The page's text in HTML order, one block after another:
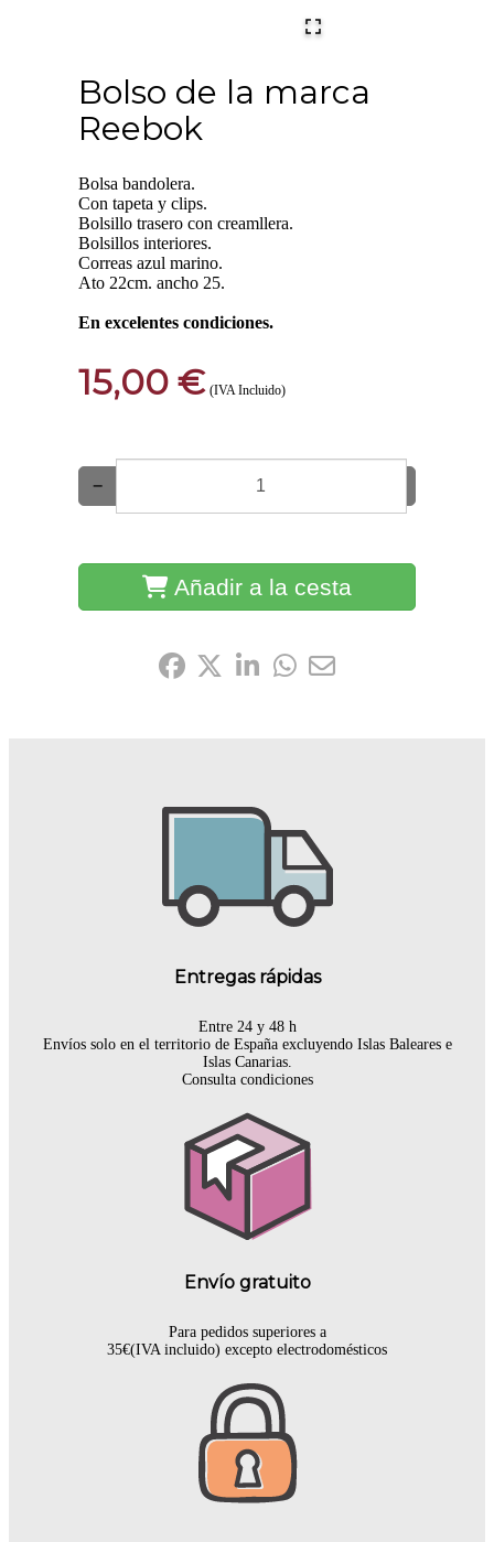
Bolso de la marca
Reebok
Bolsa bandolera.
Con tapeta y clips.
Bolsillo trasero con creamllera.
Bolsillos interiores.
Correas azul marino.
Ato 22cm. ancho 25.
En excelentes condiciones.
15,00 € (IVA Incluido)
−
Añadir a la cesta
Entregas rápidas
Entre 24 y 48 h
Envíos solo en el territorio de España excluyendo Islas Baleares e
Islas Canarias.
Consulta condiciones
Envío gratuito
Para pedidos superiores a
35€(IVA incluido) excepto electrodomésticos